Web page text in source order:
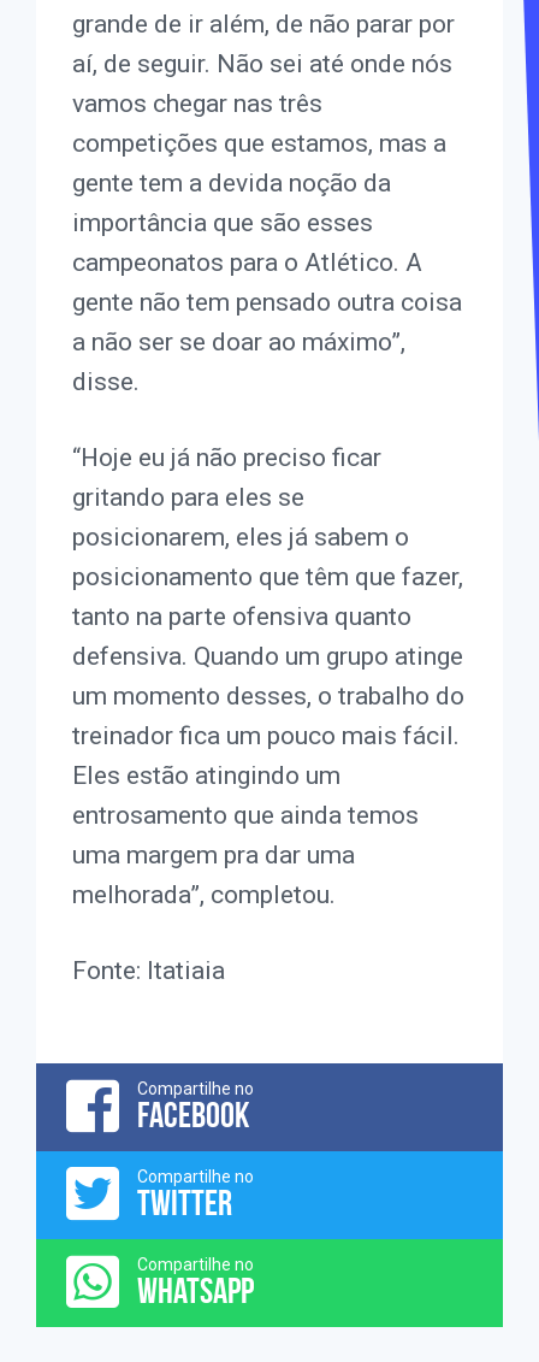
grande de ir além, de não parar por
aí, de seguir. Não sei até onde nós
vamos chegar nas três
competições que estamos, mas a
gente tem a devida noção da
importância que são esses
campeonatos para o Atlético. A
gente não tem pensado outra coisa
a não ser se doar ao máximo”,
disse.
“Hoje eu já não preciso ficar
gritando para eles se
posicionarem, eles já sabem o
posicionamento que têm que fazer,
tanto na parte ofensiva quanto
defensiva. Quando um grupo atinge
um momento desses, o trabalho do
treinador fica um pouco mais fácil.
Eles estão atingindo um
entrosamento que ainda temos
uma margem pra dar uma
melhorada”, completou.
Fonte: Itatiaia
Compartilhe no
FACEBOOK
Compartilhe no
TWITTER
Compartilhe no
WHATSAPP